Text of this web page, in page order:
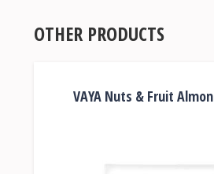
OTHER PRODUCTS
VAYA Nuts & Fruit